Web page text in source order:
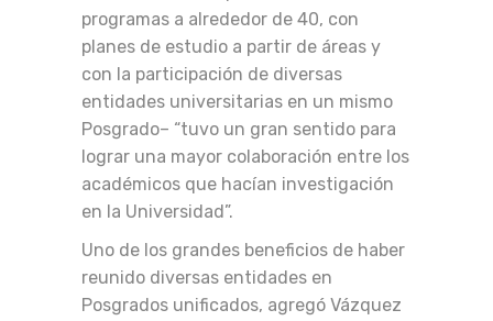
programas a alrededor de 40, con
planes de estudio a partir de áreas y
con la participación de diversas
entidades universitarias en un mismo
Posgrado– “tuvo un gran sentido para
lograr una mayor colaboración entre los
académicos que hacían investigación
en la Universidad”.
Uno de los grandes beneficios de haber
reunido diversas entidades en
Posgrados unificados, agregó Vázquez